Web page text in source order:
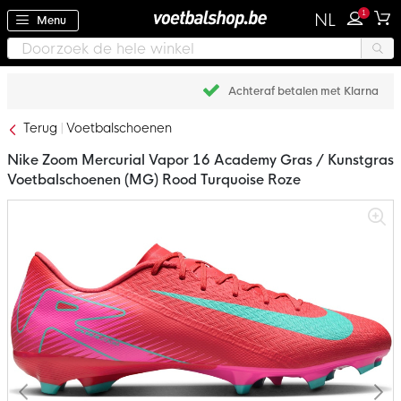
Menu NL 1
Achteraf betalen met Klarna
Terug Voetbalschoenen
afbeeldingen-
gallerij
Nike Zoom Mercurial Vapor 16 Academy Gras / Kunstgras
Voetbalschoenen (MG) Rood Turquoise Roze